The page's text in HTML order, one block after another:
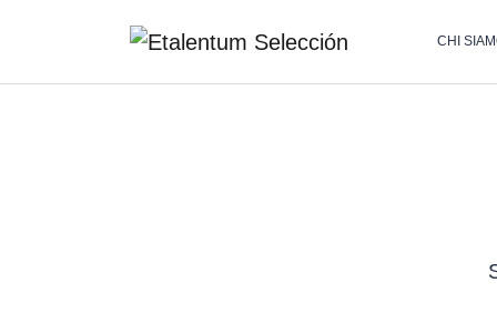
CHI